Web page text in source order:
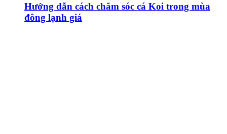
Hướng dẫn cách chăm sóc cá Koi trong mùa
đông lạnh giá